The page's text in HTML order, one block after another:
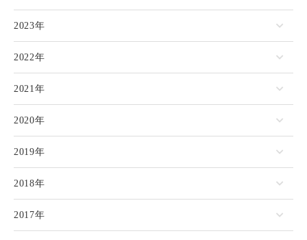
2023年
2022年
2021年
2020年
2019年
2018年
2017年